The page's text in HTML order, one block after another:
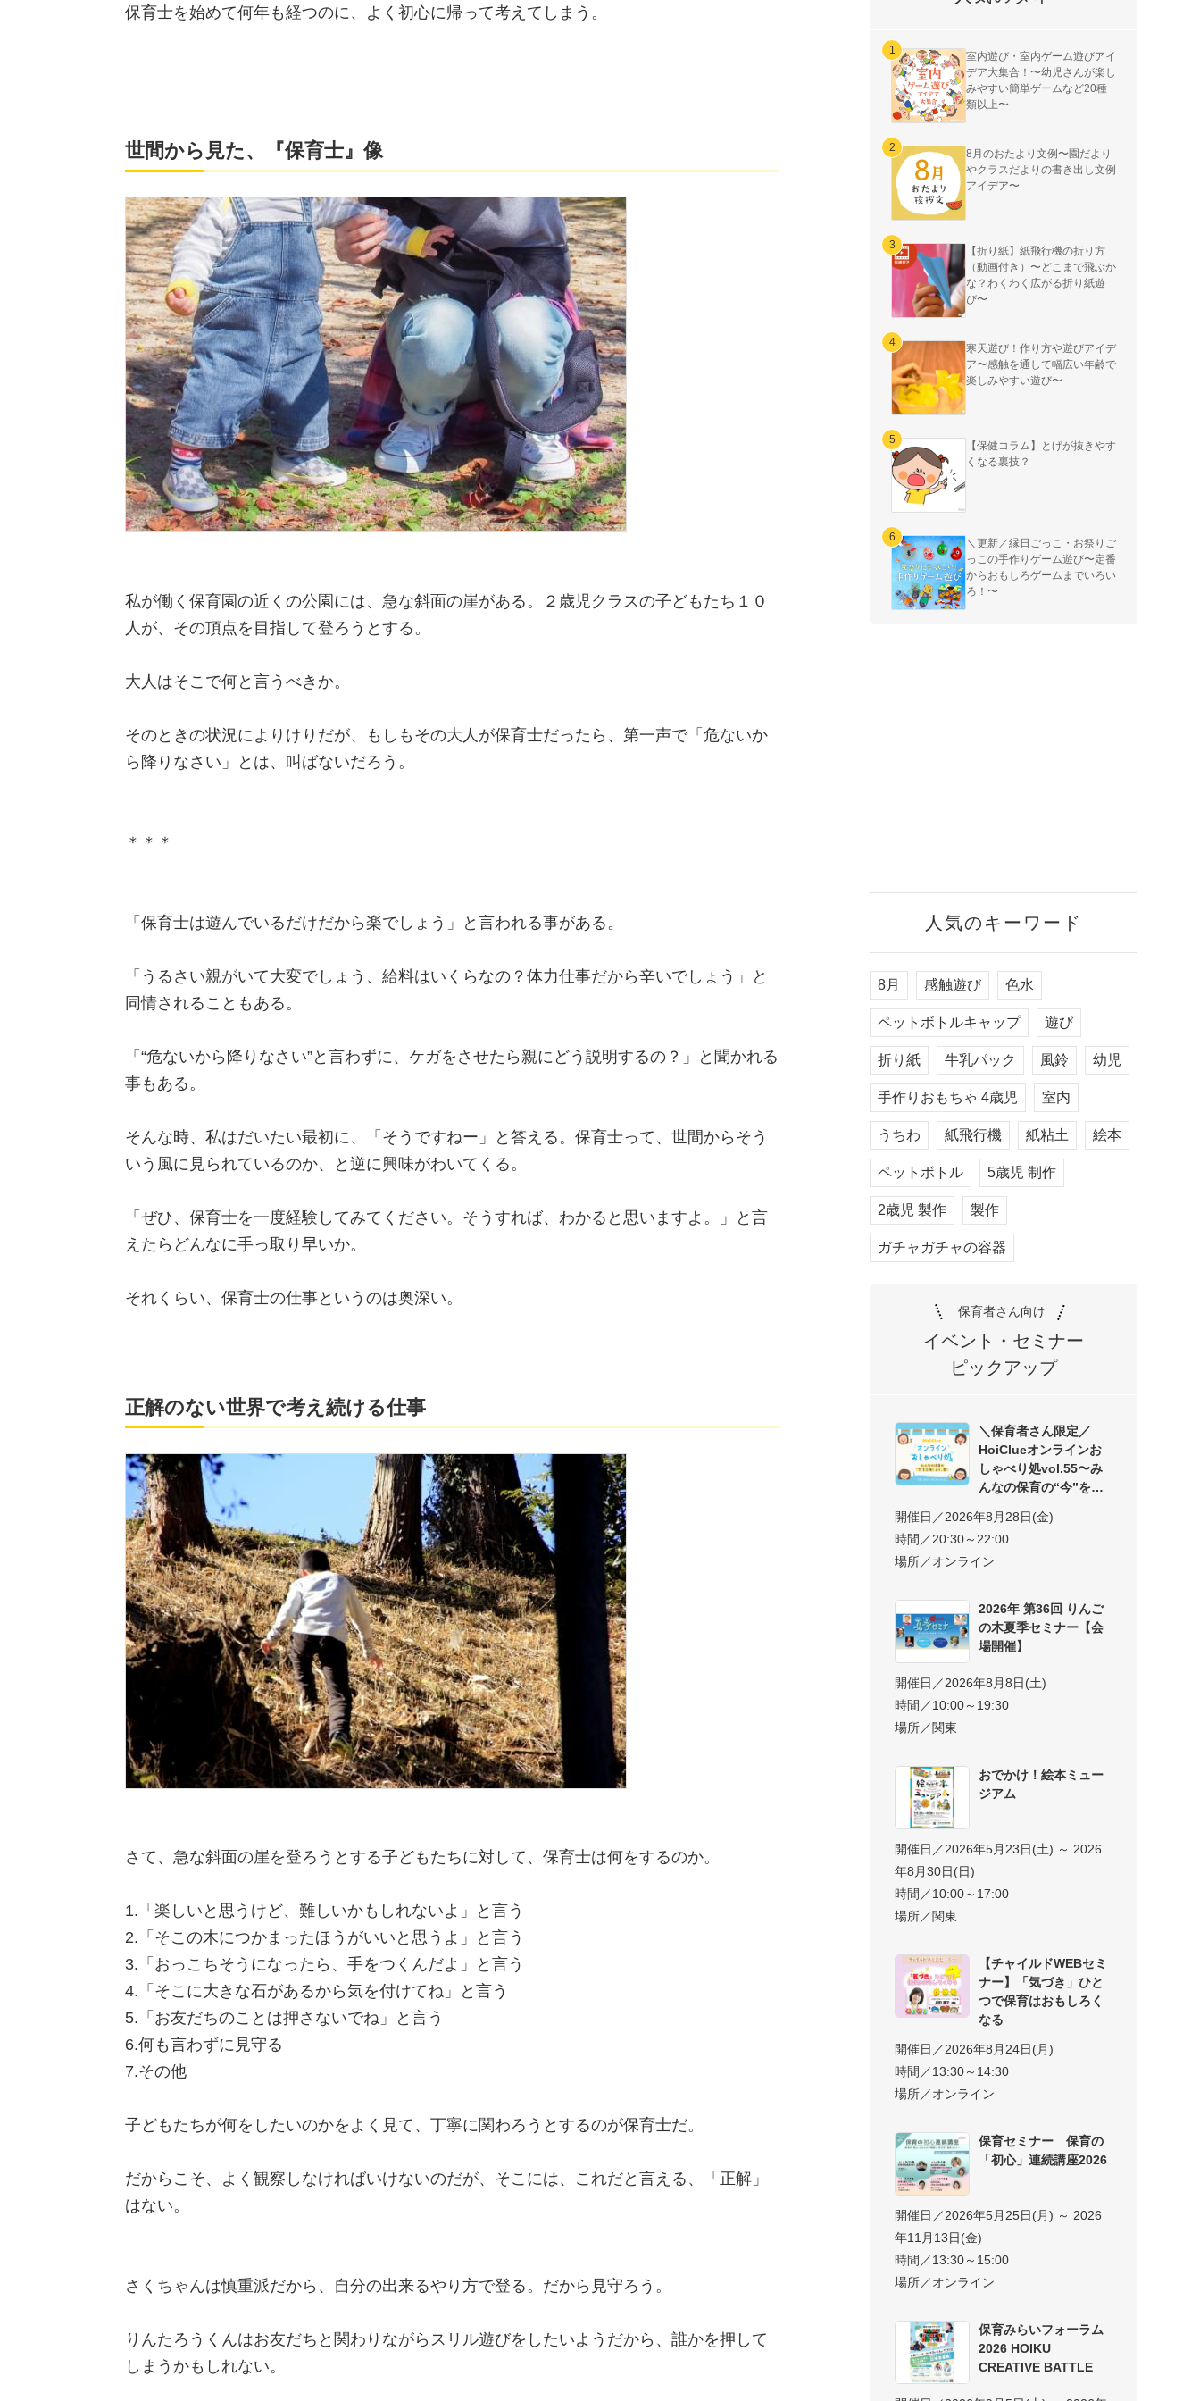
保育士を始めて何年も経つのに、よく初心に帰って考えてしまう。
世間から見た、『保育士』像
私が働く保育園の近くの公園には、急な斜面の崖がある。２歳児クラスの子どもたち１０
人が、その頂点を目指して登ろうとする。
大人はそこで何と言うべきか。
そのときの状況によりけりだが、もしもその大人が保育士だったら、第一声で「危ないか
ら降りなさい」とは、叫ばないだろう。
＊＊＊
「保育士は遊んでいるだけだから楽でしょう」と言われる事がある。
「うるさい親がいて大変でしょう、給料はいくらなの？体力仕事だから辛いでしょう」と
同情されることもある。
「“危ないから降りなさい”と言わずに、ケガをさせたら親にどう説明するの？」と聞かれる
事もある。
そんな時、私はだいたい最初に、「そうですねー」と答える。保育士って、世間からそう
いう風に見られているのか、と逆に興味がわいてくる。
「ぜひ、保育士を一度経験してみてください。そうすれば、わかると思いますよ。」と言
えたらどんなに手っ取り早いか。
それくらい、保育士の仕事というのは奥深い。
正解のない世界で考え続ける仕事
さて、急な斜面の崖を登ろうとする子どもたちに対して、保育士は何をするのか。
1.「楽しいと思うけど、難しいかもしれないよ」と言う
2.「そこの木につかまったほうがいいと思うよ」と言う
3.「おっこちそうになったら、手をつくんだよ」と言う
4.「そこに大きな石があるから気を付けてね」と言う
5.「お友だちのことは押さないでね」と言う
6.何も言わずに見守る
7.その他
子どもたちが何をしたいのかをよく見て、丁寧に関わろうとするのが保育士だ。
だからこそ、よく観察しなければいけないのだが、そこには、これだと言える、「正解」
はない。
さくちゃんは慎重派だから、自分の出来るやり方で登る。だから見守ろう。
りんたろうくんはお友だちと関わりながらスリル遊びをしたいようだから、誰かを押して
しまうかもしれない。
室内遊び・室内ゲーム遊びアイ
デア大集合！〜幼児さんが楽し
みやすい簡単ゲームなど20種
類以上〜
8月のおたより文例〜園だより
やクラスだよりの書き出し文例
アイデア〜
【折り紙】紙飛行機の折り方
（動画付き）〜どこまで飛ぶか
な？わくわく広がる折り紙遊
び〜
寒天遊び！作り方や遊びアイデ
ア〜感触を通して幅広い年齢で
楽しみやすい遊び〜
【保健コラム】とげが抜きやす
くなる裏技？
＼更新／縁日ごっこ・お祭りご
っこの手作りゲーム遊び〜定番
からおもしろゲームまでいろい
ろ！〜
人気のキーワード
8月 感触遊び 色水
ペットボトルキャップ 遊び
折り紙 牛乳パック 風鈴 幼児
手作りおもちゃ 4歳児 室内
うちわ 紙飛行機 紙粘土 絵本
ペットボトル 5歳児 制作
2歳児 製作 製作
ガチャガチャの容器
保育者さん向け
イベント・セミナー
ピックアップ
＼保育者さん限定／
HoiClueオンラインお
しゃべり処vol.55〜み
んなの保育の“今”を交
開催日／2026年8月28日(金)
時間／20:30～22:00
場所／オンライン
2026年 第36回 りんご
の木夏季セミナー【会
場開催】
開催日／2026年8月8日(土)
時間／10:00～19:30
場所／関東
おでかけ！絵本ミュー
ジアム
開催日／2026年5月23日(土) ～ 2026
年8月30日(日)
時間／10:00～17:00
場所／関東
【チャイルドWEBセミ
ナー】「気づき」ひと
つで保育はおもしろく
なる
開催日／2026年8月24日(月)
時間／13:30～14:30
場所／オンライン
保育セミナー 保育の
「初心」連続講座2026
開催日／2026年5月25日(月) ～ 2026
年11月13日(金)
時間／13:30～15:00
場所／オンライン
保育みらいフォーラム
2026 HOIKU
CREATIVE BATTLE